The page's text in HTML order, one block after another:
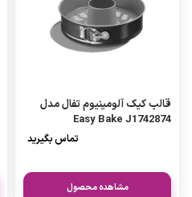
قالب کیک آلومینیوم تفال مدل
Easy Bake J1742874
تماس بگیرید
مشاهده محصول